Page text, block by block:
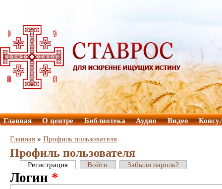
Главная О центре Библиотека Аудио Видео
Главная » Профиль пользователя
Профиль пользователя
Регистрация Войти Забыли пароль?
Логин *